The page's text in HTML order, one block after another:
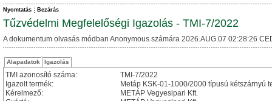
Nyomtatás Bezárás
Tűzvédelmi Megfelelőségi Igazolás - TMI-7/2022
A dokumentum olvasás módban Anonymous számára 2026.AUG.07 02:28:26
Alapadatok Igazolás
TMI azonosító száma:
TMI-7/2022
Igazolt termék:
Metáp KSK-01-1000/2000 típusú kétszárnyú
Kérelmező:
METÁP Vegyesipari Kft.